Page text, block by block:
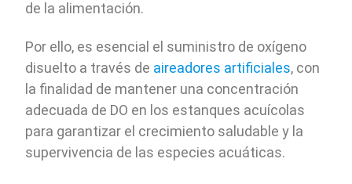
de la alimentación.
Por ello, es esencial el suministro de oxígeno
disuelto a través de aireadores artificiales, con
la finalidad de mantener una concentración
adecuada de DO en los estanques acuícolas
para garantizar el crecimiento saludable y la
supervivencia de las especies acuáticas.